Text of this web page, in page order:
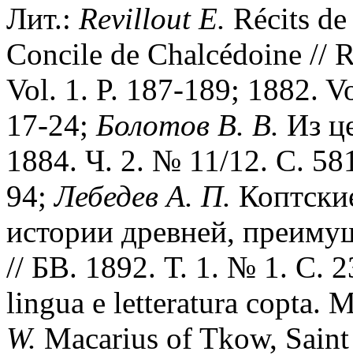
Лит.: Revillout E. Récits
Concile de Chalcédoine //
Vol. 1. P. 187-189; 1882.
17-24; Болотов В. В. Из
1884. Ч. 2. № 11/12. С.
94;Лебедев А. П.
истории древней,
// БВ. 1892. Т. 1. № 1. С.
lingua e letteratura copta.
W. Macarius of Tkow,